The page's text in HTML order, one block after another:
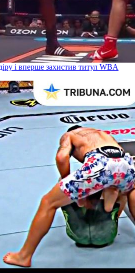
і вперше захистив титул WBA